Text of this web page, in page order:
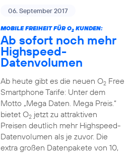
06. September 2017
MOBILE FREIHEIT FÜR O2KUNDEN:
Ab sofort noch mehr
Highspeed-
Datenvolumen
Ab heute gibt es die neuen O2Free
Smartphone Tarife: Unter dem
Motto „Mega Daten. Mega Preis.“
bietet O2jetzt zu attraktiven
Preisen deutlich mehr Highspeed-
Datenvolumen als je zuvor. Die
extra großen Datenpakete von 10,